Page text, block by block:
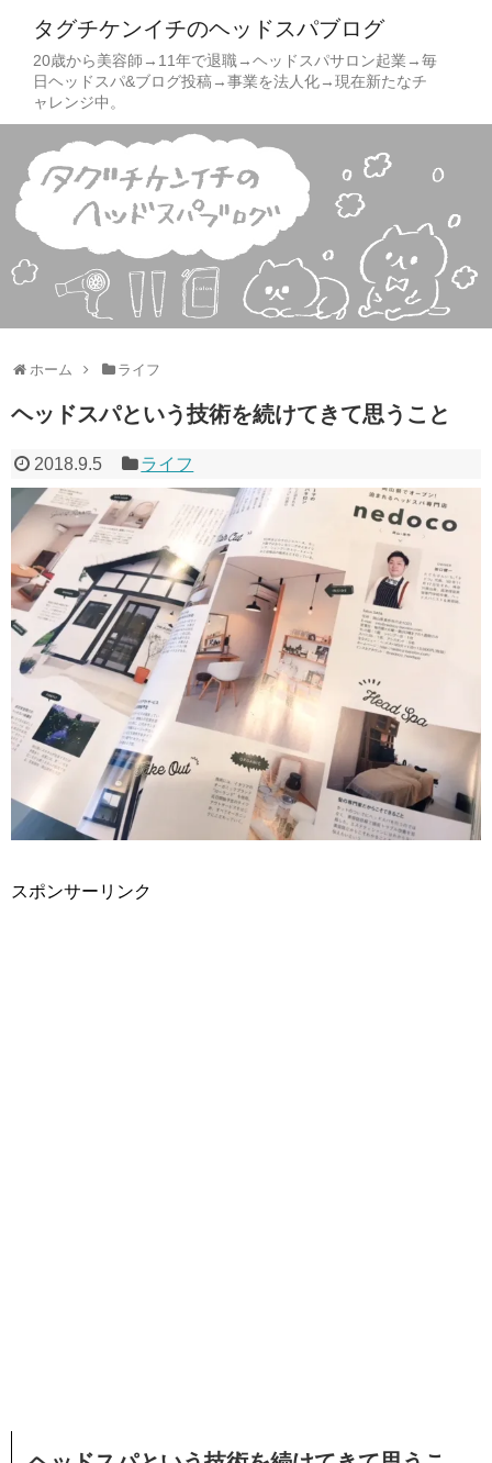
タグチケンイチのヘッドスパブログ
20歳から美容師→11年で退職→ヘッドスパサロン起業→毎
日ヘッドスパ&ブログ投稿→事業を法人化→現在新たなチ
ャレンジ中。
ホーム ライフ
ヘッドスパという技術を続けてきて思うこと
2018.9.5 ライフ
スポンサーリンク